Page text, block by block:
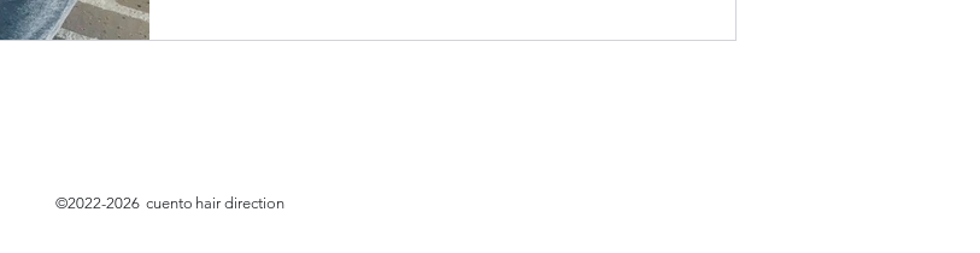
©2022-2026 cuento hair direction